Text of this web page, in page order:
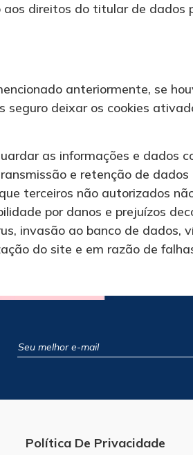
direitos do titular de dados
anteriormente, se
seguro deixar os cookies
as informações e dados
e retenção de
terceiros não autorizados
por danos e prejuízos
invasão ao banco de dados,
do site e em razão de
Política De Privacidade